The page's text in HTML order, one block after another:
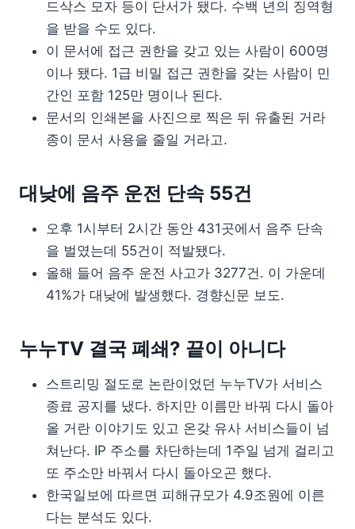
드삭스 모자 등이 단서가 됐다. 수백 년의 징역형
을 받을 수도 있다.
이 문서에 접근 권한을 갖고 있는 사람이 600명
이나 됐다. 1급 비밀 접근 권한을 갖는 사람이 민
간인 포함 125만 명이나 된다.
문서의 인쇄본을 사진으로 찍은 뒤 유출된 거라
종이 문서 사용을 줄일 거라고.
대낮에 음주 운전 단속 55건
오후 1시부터 2시간 동안 431곳에서 음주 단속
을 벌였는데 55건이 적발됐다.
올해 들어 음주 운전 사고가 3277건. 이 가운데
41%가 대낮에 발생했다. 경향신문 보도.
누누TV 결국 폐쇄? 끝이 아니다
스트리밍 절도로 논란이었던 누누TV가 서비스
종료 공지를 냈다. 하지만 이름만 바꿔 다시 돌아
올 거란 이야기도 있고 온갖 유사 서비스들이 넘
쳐난다. IP 주소를 차단하는데 1주일 넘게 걸리고
또 주소만 바꿔서 다시 돌아오곤 했다.
한국일보에 따르면 피해규모가 4.9조원에 이른
다는 분석도 있다.